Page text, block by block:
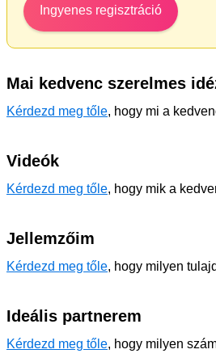
Ingyenes regisztráció
Mai kedvenc szerelmes
Kérdezd meg tőle, hogy mi a
Videók
Kérdezd meg tőle, hogy mik a
Jellemzőim
Kérdezd meg tőle, hogy milyen
Ideális partnerem
Kérdezd meg tőle, hogy milyen